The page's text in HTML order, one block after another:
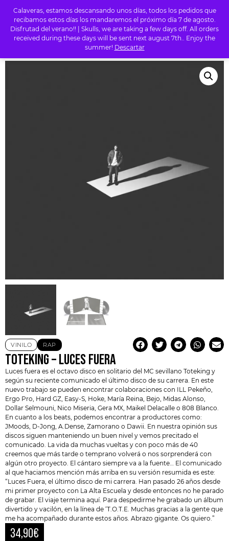
Calaveras, estamos descansando unos días, todos los pedidos que
recibamos estos días los mandaremos el próximo día 7 de agosto.
Disfrutad del verano!! | Skulls, we are taking a few days off. All orders
received during these days will be sent next august 7th.. Enjoy the
summer! Descartar
0
TIENDA/RAP/ TOTEKING – LUCES FUERA
VINILO RAP
TOTEKING – LUCES FUERA
Luces fuera es el octavo disco en solitario del MC sevillano Toteking y
según su reciente comunicado el último disco de su carrera. En este
nuevo trabajo se pueden encontrar colaboraciones con ILL Pekeño,
Ergo Pro, Hard GZ, Easy-S, Hoke, María Reina, Bejo, Midas Alonso,
Dollar Selmouni, Nico Miseria, Gera MX, Maikel Delacalle o 808 Blanco.
En cuanto a los beats, podemos encontrar a productores como:
JMoods, D-Jong, A.Dense, Zamorano o Dawii. En nuestra opinión sus
discos siguen manteniendo un buen nivel y vemos precitado el
comunicado. La vida da muchas vueltas y con poco más de 40
creemos que más tarde o temprano volverá o nos sorprenderá con
algún otro proyecto. El cántaro siempre va a la fuente… El comunicado
al que haciamos mención más arriba en su versión resumida es este:
“Luces Fuera, el último disco de mi carrera. Han pasado 26 años desde
mi primer proyecto con La Alta Escuela y desde entonces no he parado
de grabar. El viaje termina aquí. Para despedirme he grabado un álbum
divertido y vacilón, en la línea de ‘T.O.T.E. Muchas gracias a la gente que
me ha acompañado durante estos años. Abrazo gigante. Os quiero.”
34,90€